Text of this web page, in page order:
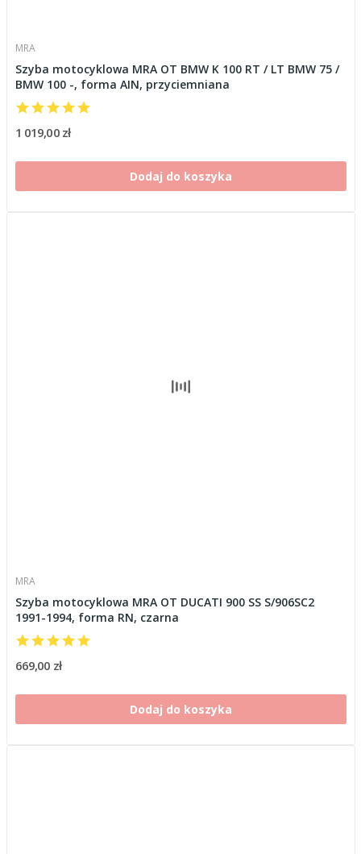
MRA
Szyba motocyklowa MRA OT BMW K 100 RT / LT BMW 75 /
BMW 100 -, forma AIN, przyciemniana
1 019,00 zł
Dodaj do koszyka
MRA
Szyba motocyklowa MRA OT DUCATI 900 SS S/906SC2
1991-1994, forma RN, czarna
669,00 zł
Dodaj do koszyka